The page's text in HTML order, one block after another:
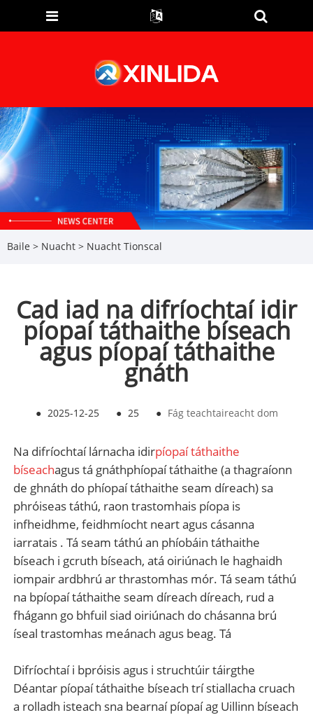
Baile > Nuacht > Nuacht Tionscal
Cad iad na difríochtaí idir
píopaí táthaithe bíseach
agus píopaí táthaithe
gnáth
● 2025-12-25 ● 25 ● Fág teachtaireacht dom
Na difríochtaí lárnacha idirpíopaí táthaithe
bíseachagus tá gnáthphíopaí táthaithe (a thagraíonn
de ghnáth do phíopaí táthaithe seam díreach) sa
phróiseas táthú, raon trastomhais píopa is
infheidhme, feidhmíocht neart agus cásanna
iarratais ‌. Tá seam táthú an phíobáin táthaithe
bíseach i gcruth bíseach, atá oiriúnach le haghaidh
iompair ardbhrú ar thrastomhas mór. Tá seam táthú
na bpíopaí táthaithe seam díreach díreach, rud a
fhágann go bhfuil siad oiriúnach do chásanna brú
íseal trastomhas meánach agus beag. Tá
Difríochtaí i bpróisis agus i struchtúir táirgthe
Déantar píopaí táthaithe bíseach trí stiallacha cruach
a rolladh isteach sna bearnaí píopaí ag Uillinn bíseach